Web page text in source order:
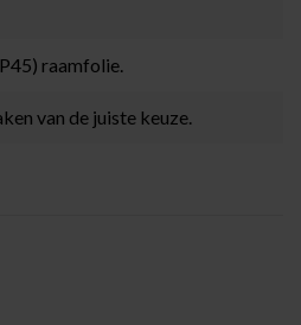
raamfolie.
van de juiste keuze.